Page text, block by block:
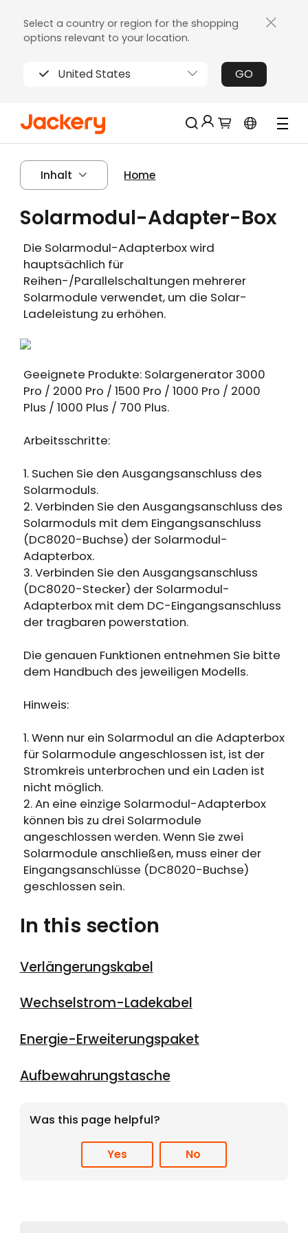
Select a country or region for the shopping
options relevant to your location.
United States GO
Limitierter!
Läuft auf Hochtouren!
Jackery-Mitgliedschaft für mehrere
Vorteile
Registrierung
über 2000€
Erhalten Sie regelmäßige Erinnerungen an
die Produktpflege
Erhalten Sie 15% Rabatt, sobald die
Benutzerkonto erstellen
Inhalt Home
Solarmodul-Adapter-Box
Die Solarmodul-Adapterbox wird
hauptsächlich für
Reihen-/Parallelschaltungen mehrerer
Solarmodule verwendet, um die Solar-
Ladeleistung zu erhöhen.
Geeignete Produkte: Solargenerator 3000
Pro / 2000 Pro / 1500 Pro / 1000 Pro / 2000
Plus / 1000 Plus / 700 Plus.
Arbeitsschritte:
1. Suchen Sie den Ausgangsanschluss des
Solarmoduls.
2. Verbinden Sie den Ausgangsanschluss des
Solarmoduls mit dem Eingangsanschluss
(DC8020-Buchse) der Solarmodul-
Adapterbox.
3. Verbinden Sie den Ausgangsanschluss
(DC8020-Stecker) der Solarmodul-
Adapterbox mit dem DC-Eingangsanschluss
der tragbaren powerstation.
Die genauen Funktionen entnehmen Sie bitte
dem Handbuch des jeweiligen Modells.
Hinweis:
1. Wenn nur ein Solarmodul an die Adapterbox
für Solarmodule angeschlossen ist, ist der
Stromkreis unterbrochen und ein Laden ist
nicht möglich.
2. An eine einzige Solarmodul-Adapterbox
können bis zu drei Solarmodule
angeschlossen werden. Wenn Sie zwei
Solarmodule anschließen, muss einer der
Eingangsanschlüsse (DC8020-Buchse)
geschlossen sein.
In this section
Verlängerungskabel
Wechselstrom-Ladekabel
Energie-Erweiterungspaket
Aufbewahrungstasche
Was this page helpful?
Yes No